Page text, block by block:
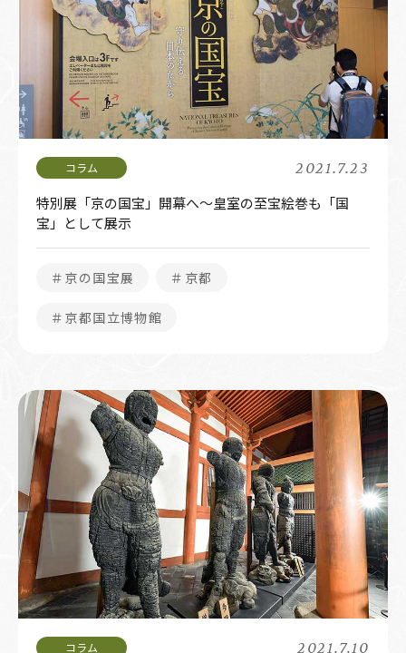
2021.7.23
特別展「京の国宝」開幕へ～皇室の至宝絵巻も「国
宝」として展示
＃京の国宝展 ＃京都
＃京都国立博物館
2021.7.10